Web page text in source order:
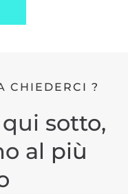
CHIEDERCI ?
sotto,
al più